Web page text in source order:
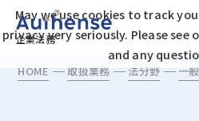
企業法務
HOME 取扱業務 法分野 一
May we use cookies to track
privacy very seriously. Please
and any